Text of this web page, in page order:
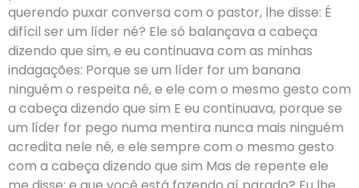
querendo puxar conversa com o pastor, lhe disse: É
difícil ser um líder né? Ele só balançava a cabeça
dizendo que sim, e eu continuava com as minhas
indagações: Porque se um líder for um banana
ninguém o respeita né, e ele com o mesmo gesto com
a cabeça dizendo que sim E eu continuava, porque se
um líder for pego numa mentira nunca mais ninguém
acredita nele né, e ele sempre com o mesmo gesto
com a cabeça dizendo que sim Mas de repente ele